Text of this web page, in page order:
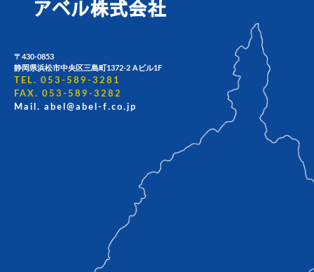
〒430-0853
静岡県浜松市中央区三島町1372-2 Aビル1F
TEL. 053-589-3281
FAX. 053-589-3282
Mail. abel@abel-f.co.jp